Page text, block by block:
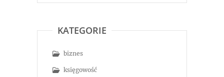
KATEGORIE
biznes
księgowość